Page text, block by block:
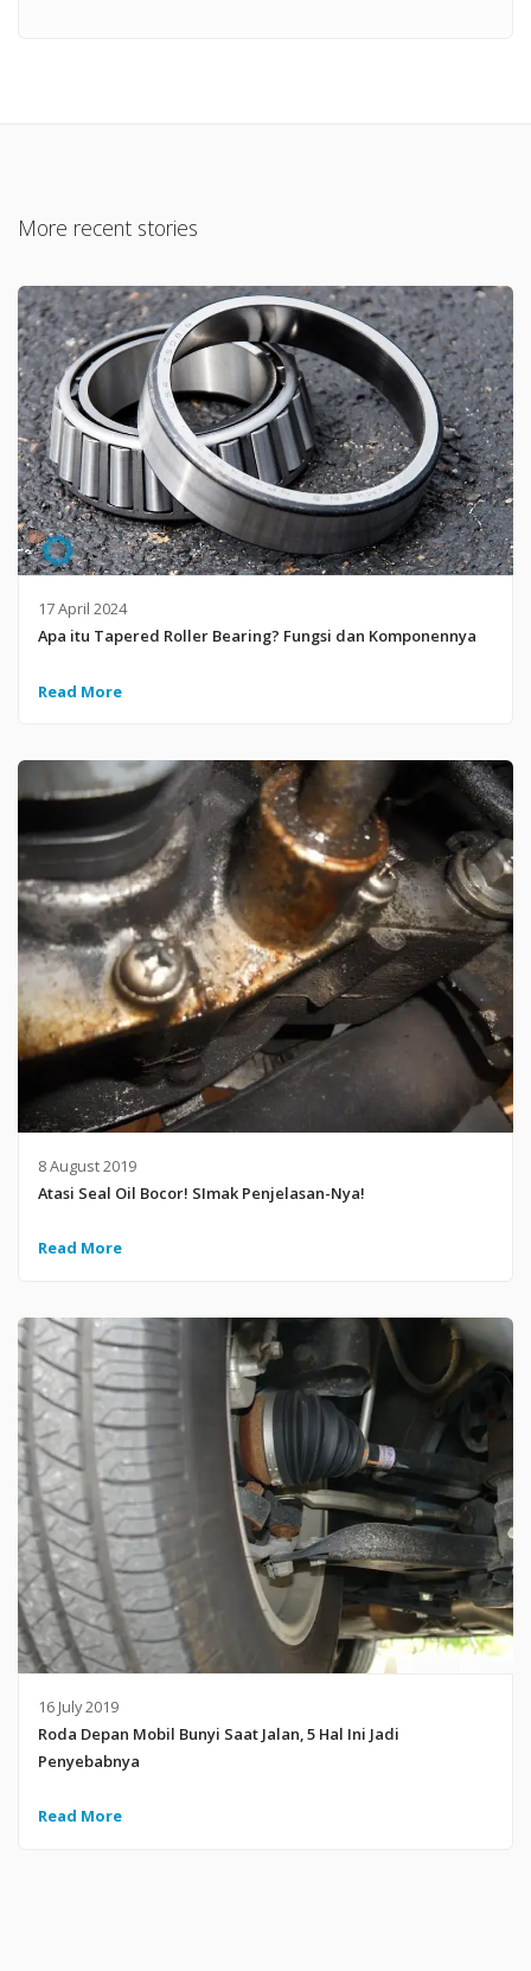
More recent stories
17 April 2024
Apa itu Tapered Roller Bearing? Fungsi dan Komponennya
Read More
8 August 2019
Atasi Seal Oil Bocor! SImak Penjelasan-Nya!
Read More
16 July 2019
Roda Depan Mobil Bunyi Saat Jalan, 5 Hal Ini Jadi
Penyebabnya
Read More